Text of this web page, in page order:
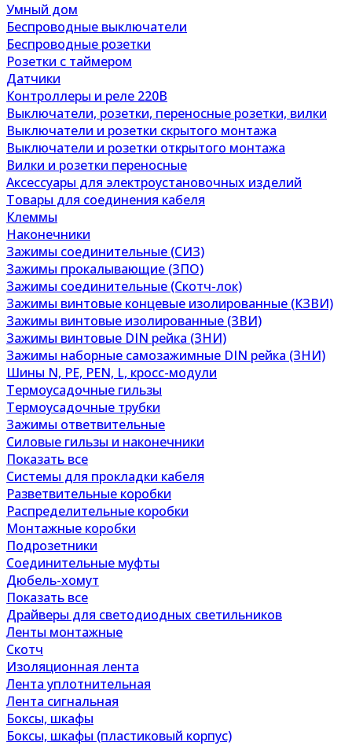
Умный дом
Беспроводные выключатели
Беспроводные розетки
Розетки с таймером
Датчики
Контроллеры и реле 220В
Выключатели, розетки, переносные розетки, вилки
Выключатели и розетки скрытого монтажа
Выключатели и розетки открытого монтажа
Вилки и розетки переносные
Аксессуары для электроустановочных изделий
Товары для соединения кабеля
Клеммы
Наконечники
Зажимы соединительные (СИЗ)
Зажимы прокалывающие (ЗПО)
Зажимы соединительные (Скотч-лок)
Зажимы винтовые концевые изолированные (КЗВИ)
Зажимы винтовые изолированные (ЗВИ)
Зажимы винтовые DIN рейка (ЗНИ)
Зажимы наборные самозажимные DIN рейка (ЗНИ)
Шины N, PE, PEN, L, кросс-модули
Термоусадочные гильзы
Термоусадочные трубки
Зажимы ответвительные
Силовые гильзы и наконечники
Показать все
Системы для прокладки кабеля
Разветвительные коробки
Распределительные коробки
Монтажные коробки
Подрозетники
Соединительные муфты
Дюбель-хомут
Показать все
Драйверы для светодиодных светильников
Ленты монтажные
Скотч
Изоляционная лента
Лента уплотнительная
Лента сигнальная
Боксы, шкафы
Боксы, шкафы (пластиковый корпус)